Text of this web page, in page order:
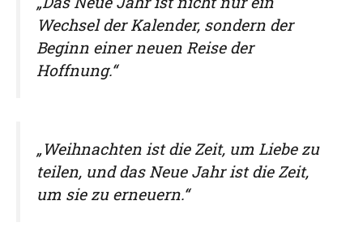
Wechsel der Kalender, sondern der
Beginn einer neuen Reise der
Hoffnung.“
„Weihnachten ist die Zeit, um Liebe zu
teilen, und das Neue Jahr ist die Zeit,
um sie zu erneuern.“